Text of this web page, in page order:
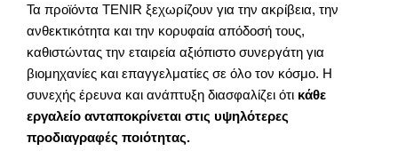
Τα προϊόντα TENIR ξεχωρίζουν για την ακρίβεια, την
ανθεκτικότητα και την κορυφαία απόδοσή τους,
καθιστώντας την εταιρεία αξιόπιστο συνεργάτη για
βιομηχανίες και επαγγελματίες σε όλο τον κόσμο. Η
συνεχής έρευνα και ανάπτυξη διασφαλίζει ότι κάθε
εργαλείο ανταποκρίνεται στις υψηλότερες
προδιαγραφές ποιότητας.